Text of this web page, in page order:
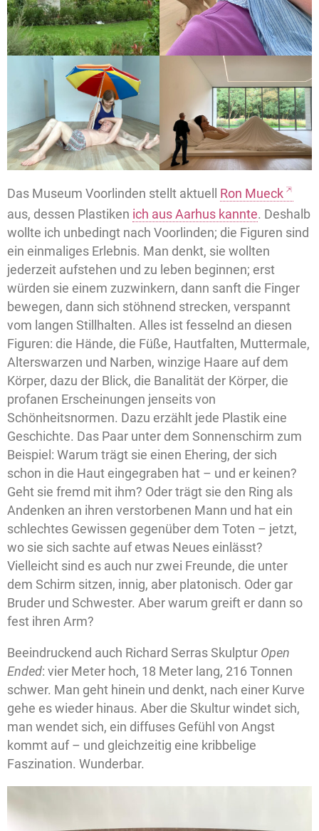
Das Museum Voorlinden stellt aktuell Ron Mueck
aus, dessen Plastiken ich aus Aarhus kannte. Deshalb
wollte ich unbedingt nach Voorlinden; die Figuren sind
ein einmaliges Erlebnis. Man denkt, sie wollten
jederzeit aufstehen und zu leben beginnen; erst
würden sie einem zuzwinkern, dann sanft die Finger
bewegen, dann sich stöhnend strecken, verspannt
vom langen Stillhalten. Alles ist fesselnd an diesen
Figuren: die Hände, die Füße, Hautfalten, Muttermale,
Alterswarzen und Narben, winzige Haare auf dem
Körper, dazu der Blick, die Banalität der Körper, die
profanen Erscheinungen jenseits von
Schönheitsnormen. Dazu erzählt jede Plastik eine
Geschichte. Das Paar unter dem Sonnenschirm zum
Beispiel: Warum trägt sie einen Ehering, der sich
schon in die Haut eingegraben hat – und er keinen?
Geht sie fremd mit ihm? Oder trägt sie den Ring als
Andenken an ihren verstorbenen Mann und hat ein
schlechtes Gewissen gegenüber dem Toten – jetzt,
wo sie sich sachte auf etwas Neues einlässt?
Vielleicht sind es auch nur zwei Freunde, die unter
dem Schirm sitzen, innig, aber platonisch. Oder gar
Bruder und Schwester. Aber warum greift er dann so
fest ihren Arm?
Beeindruckend auch Richard Serras Skulptur Open
Ended: vier Meter hoch, 18 Meter lang, 216 Tonnen
schwer. Man geht hinein und denkt, nach einer Kurve
gehe es wieder hinaus. Aber die Skultur windet sich,
man wendet sich, ein diffuses Gefühl von Angst
kommt auf – und gleichzeitig eine kribbelige
Faszination. Wunderbar.